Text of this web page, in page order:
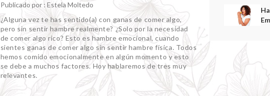
Publicado por : Estela Moltedo
¿Alguna vez te has sentido(a) con ganas de comer algo,
pero sin sentir hambre realmente? ¿Solo por la necesidad
de comer algo rico? Esto es hambre emocional, cuando
sientes ganas de comer algo sin sentir hambre física. Todos
hemos comido emocionalmente en algún momento y esto
se debe a muchos factores. Hoy hablaremos de tres muy
relevantes.